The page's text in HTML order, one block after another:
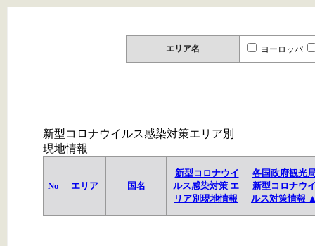
エリア名 ヨーロッパ
新型コロナウイルス感染対策エリア別
現地情報
No エリア 国名
新型コロナウイ
ルス感染対策 エ
リア別現地情報
各国政府観光
新型コロナウ
ルス対策情報